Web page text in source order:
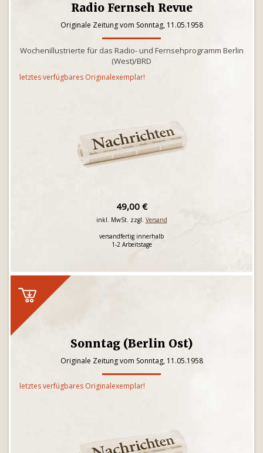
Radio Fernseh Revue
Originale Zeitung vom Sonntag, 11.05.1958
Wochenillustrierte für das Radio- und Fernsehprogramm Berlin
(West)/BRD
letztes verfügbares Originalexemplar!
49,00 €
inkl. MwSt. zzgl. Versand
versandfertig innerhalb
1-2 Arbeitstage
Sonntag (Berlin Ost)
Originale Zeitung vom Sonntag, 11.05.1958
letztes verfügbares Originalexemplar!